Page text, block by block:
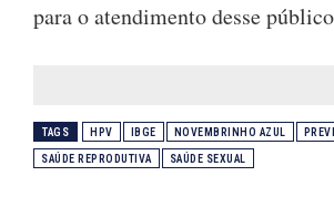
para o atendimento desse
TAGS HPV IBGE NOVEMBRINHO AZUL
SAÚDE REPRODUTIVA SAÚDE SEXUAL